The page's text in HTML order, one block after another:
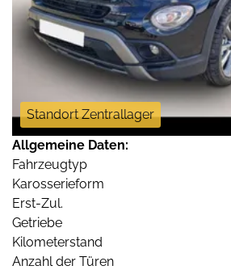
Standort Zentrallager
Allgemeine Daten:
Fahrzeugtyp
Karosserieform
Erst-Zul.
Getriebe
Kilometerstand
Anzahl der Türen